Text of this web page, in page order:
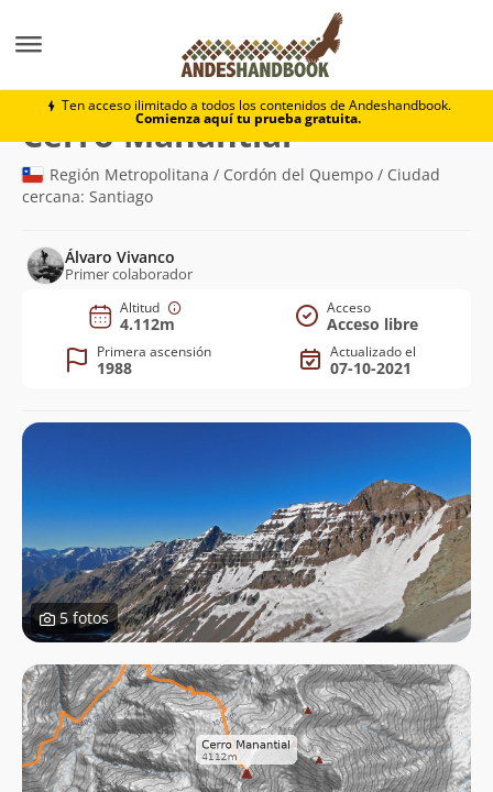
Ten acceso ilimitado a todos los contenidos de Andeshandbook.
Comienza aquí tu prueba gratuita.
Cerro Manantial
Cerro Manantial(4.112m)
Región Metropolitana / Cordón del Quempo / Ciudad
cercana: Santiago
Álvaro Vivanco
Primer colaborador
Altitud
4.112m
Acceso
Acceso libre
Primera ascensión
1988
Actualizado el
07-10-2021
5 fotos